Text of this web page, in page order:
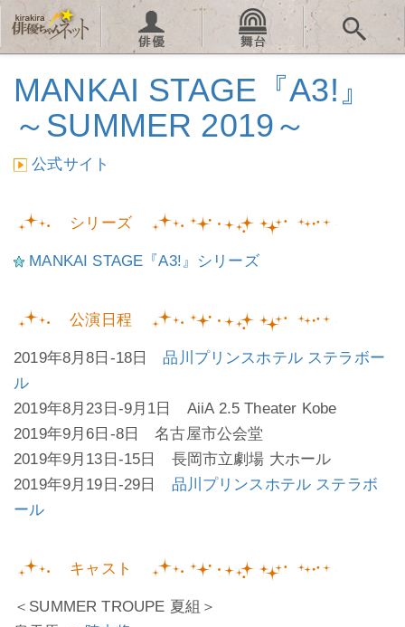
MANKAI STAGE『A3!』
～SUMMER 2019～
公式サイト
シリーズ
MANKAI STAGE『A3!』シリーズ
公演日程
2019年8月8日-18日品川プリンスホテル ステラボー
ル
2019年8月23日-9月1日 AiiA 2.5 Theater Kobe
2019年9月6日-8日 名古屋市公会堂
2019年9月13日-15日 長岡市立劇場 大ホール
2019年9月19日-29日 品川プリンスホテル ステラボ
ール
キャスト
＜SUMMER TROUPE 夏組＞